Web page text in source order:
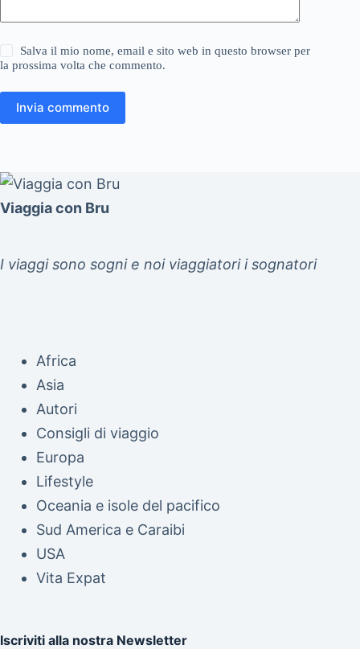
Salva il mio nome, email e sito web in questo browser per
la prossima volta che commento.
Invia commento
Viaggia con Bru
I viaggi sono sogni e noi viaggiatori i sognatori
Africa
Asia
Autori
Consigli di viaggio
Europa
Lifestyle
Oceania e isole del pacifico
Sud America e Caraibi
USA
Vita Expat
Iscriviti alla nostra Newsletter